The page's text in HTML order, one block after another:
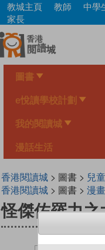
Skip
main
content
教城主頁 教師 中學
家長
圖書
e悅讀學校計劃
我的閱讀城
漫話生活
香港閱讀城> 圖書 > 兒
香港閱讀城> 圖書 > 漫
怪傑佐羅力之